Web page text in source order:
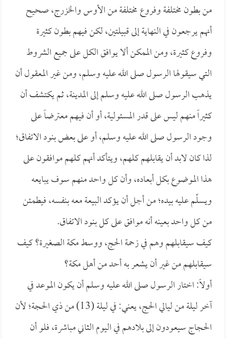
من بطون مختلفة وفروع مختلفة من الأوس والخزرج، صحيح
أنهم يرجعون في النهاية إلى قبيلتين، لكن فيهم بطون كثيرة
وفروع كثيرة، ومن الممكن ألا يوافق الكل على جميع الشروط
التي سيقولها الرسول صلى الله عليه وسلم، ومن غير المعقول أن
يذهب الرسول صلى الله عليه وسلم إلى المدينة، ثم يكتشف أن
كثيراً منهم ليس على قدر المسئولية، أو أن فيهم معترضاً على
وجود الرسول صلى الله عليه وسلم، أو على بعض بنود الاتفاق؛
لذا كان لابد أن يقابلهم كلهم، ويتأكد أنهم كلهم موافقون على
هذا الموضوع بكل أبعاده، وأن كل واحد منهم سوف يبايعه
ويسلّم عليه بيده؛ من أجل أن يؤكد البيعة معه بنفسه، فيطمئن
من كل واحد بعينه أنه موافق على كل بنود الاتفاق.
كيف سيقابلهم وهم في زحمة الحج، ووسط مكة الصغيرة؟ كيف
سيقابلهم من غير أن يشعر به أحد من أهل مكة؟
أولاً: اختار الرسول صلى الله عليه وسلم أن يكون الموعد في
آخر ليلة من ليالي الحج، يعني: في ليلة (13) من ذي الحجة؛ لأن
الحجاج سيعودون إلى بلادهم في اليوم الثاني مباشرة، فلو أن